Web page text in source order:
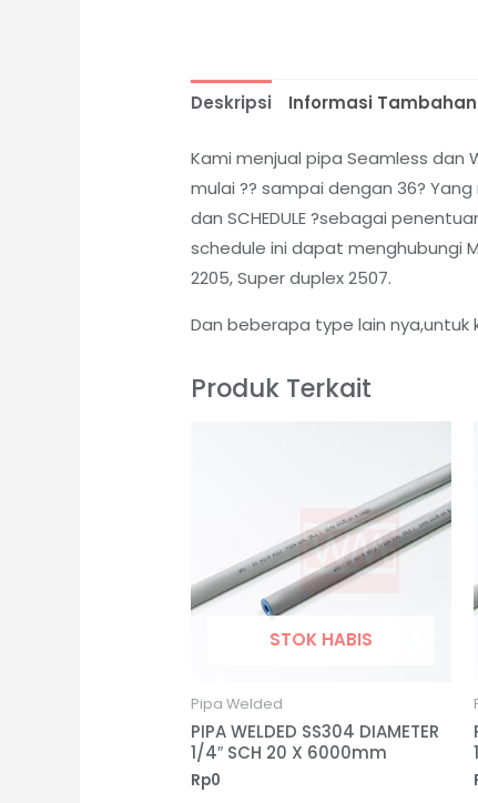
Deskripsi Informasi Tambahan
Kami menjual pipa Seamless dan
mulai ?? sampai dengan 36? Yang
dan SCHEDULE ?sebagai
schedule ini dapat menghubungi
2205, Super duplex 2507.
Dan beberapa type lain
Produk Terkait
STOK HABIS
Pipa Welded
PIPA WELDED SS304 DIAMETER
1/4″ SCH 20 X 6000mm
Rp0